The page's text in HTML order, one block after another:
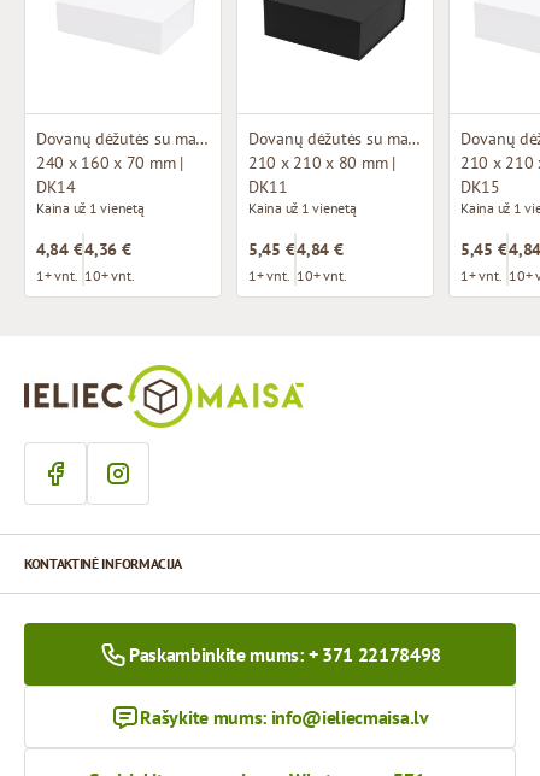
Dovanų dėžutės su magnetu
240 x 160 x 70 mm |
DK14
Kaina už 1 vienetą
4,84 €
1+ vnt.
4,36 €
10+ vnt.
Dovanų dėžutės su magnetu
210 x 210 x 80 mm |
DK11
Kaina už 1 vienetą
5,45 €
1+ vnt.
4,84 €
10+ vnt.
210 x 210
DK15
Kaina už 1
5,45 €
1+ vnt. 10+
KONTAKTINĖ INFORMACIJA
Paskambinkite mums: + 371 22178498
Rašykite mums: info@ieliecmaisa.lv